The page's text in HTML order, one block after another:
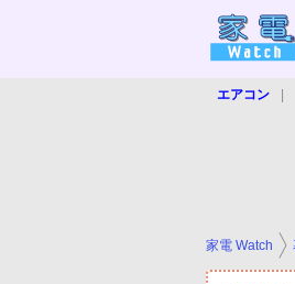
エアコン
家電 Watch